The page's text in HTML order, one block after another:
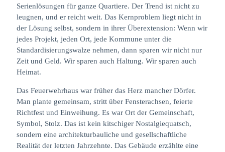
Serienlösungen für ganze Quartiere. Der Trend ist nicht zu
leugnen, und er reicht weit. Das Kernproblem liegt nicht in
der Lösung selbst, sondern in ihrer Überextension: Wenn wir
jedes Projekt, jeden Ort, jede Kommune unter die
Standardisierungswalze nehmen, dann sparen wir nicht nur
Zeit und Geld. Wir sparen auch Haltung. Wir sparen auch
Heimat.
Das Feuerwehrhaus war früher das Herz mancher Dörfer.
Man plante gemeinsam, stritt über Fensterachsen, feierte
Richtfest und Einweihung. Es war Ort der Gemeinschaft,
Symbol, Stolz. Das ist kein kitschiger Nostalgiequatsch,
sondern eine architekturbauliche und gesellschaftliche
Realität der letzten Jahrzehnte. Das Gebäude erzählte eine